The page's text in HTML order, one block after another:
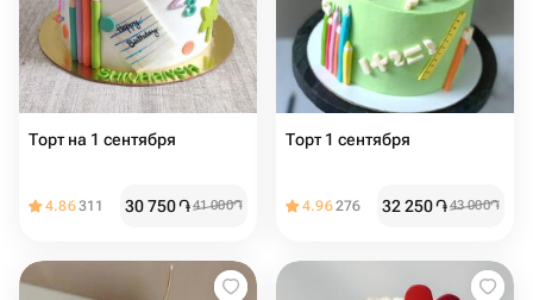
Торт на 1 сентября
4.86311 30 750֏41 000֏
Торт 1 сентября
4.96276 32 250֏43 000֏